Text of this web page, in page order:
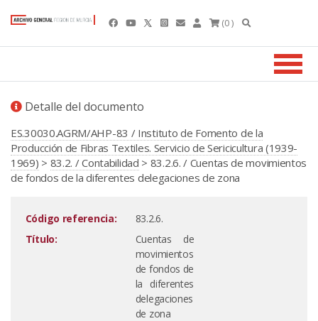
(0 )
Detalle del documento
ES.30030.AGRM/AHP-83 / Instituto de Fomento de la
Producción de Fibras Textiles. Servicio de Sericicultura (1939-
1969) > 83.2. / Contabilidad > 83.2.6. / Cuentas de movimientos
de fondos de la diferentes delegaciones de zona
Código referencia:
83.2.6.
Título:
Cuentas de
movimientos
de fondos de
la diferentes
delegaciones
de zona